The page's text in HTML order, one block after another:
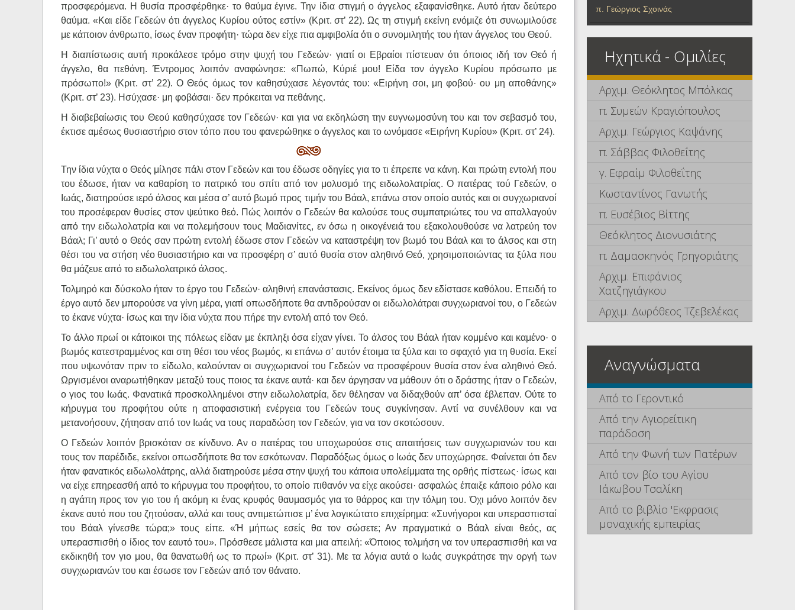
προσφερόμενα. Η θυσία προσφέρθηκε· το θαύμα έγινε. Την ίδια στιγμή ο άγγελος εξαφανίσθηκε. Αυτό ήταν δεύτερο
θαύμα. «Και είδε Γεδεών ότι άγγελος Κυρίου ούτος εστίν» (Κριτ. στ’ 22). Ως τη στιγμή εκείνη ενόμιζε ότι συνωμιλούσε
με κάποιον άνθρωπο, ίσως έναν προφήτη· τώρα δεν είχε πια αμφιβολία ότι ο συνομιλητής του ήταν άγγελος του Θεού.
Η διαπίστωσις αυτή προκάλεσε τρόμο στην ψυχή του Γεδεών· γιατί οι Εβραίοι πίστευαν ότι όποιος ιδή τον Θεό ή
άγγελο, θα πεθάνη. Έντρομος λοιπόν αναφώνησε: «Πωπώ, Κύριέ μου! Είδα τον άγγελο Κυρίου πρόσωπο με
πρόσωπο!» (Κριτ. στ’ 22). Ο Θεός όμως τον καθησύχασε λέγοντάς του: «Ειρήνη σοι, μη φοβού· ου μη αποθάνης»
(Κριτ. στ’ 23). Ησύχασε· μη φοβάσαι· δεν πρόκειται να πεθάνης.
Η διαβεβαίωσις του Θεού καθησύχασε τον Γεδεών· και για να εκδηλώση την ευγνωμοσύνη του και τον σεβασμό του,
έκτισε αμέσως θυσιαστήριο στον τόπο που του φανερώθηκε ο άγγελος και το ωνόμασε «Ειρήνη Κυρίου» (Κριτ. στ’ 24).
Την ίδια νύχτα ο Θεός μίλησε πάλι στον Γεδεών και του έδωσε οδηγίες για το τι έπρεπε να κάνη. Και πρώτη εντολή που
του έδωσε, ήταν να καθαρίση το πατρικό του σπίτι από τον μολυσμό της ειδωλολατρίας. Ο πατέρας τού Γεδεών, ο
Ιωάς, διατηρούσε ιερό άλσος και μέσα σ’ αυτό βωμό προς τιμήν του Βάαλ, επάνω στον οποίο αυτός και οι συγχωριανοί
του προσέφεραν θυσίες στον ψεύτικο θεό. Πώς λοιπόν ο Γεδεών θα καλούσε τους συμπατριώτες του να απαλλαγούν
από την ειδωλολατρία και να πολεμήσουν τους Μαδιανίτες, εν όσω η οικογένειά του εξακολουθούσε να λατρεύη τον
Βάαλ; Γι’ αυτό ο Θεός σαν πρώτη εντολή έδωσε στον Γεδεών να καταστρέψη τον βωμό του Βάαλ και το άλσος και στη
θέσι του να στήση νέο θυσιαστήριο και να προσφέρη σ’ αυτό θυσία στον αληθινό Θεό, χρησιμοποιώντας τα ξύλα που
θα μάζευε από το ειδωλολατρικό άλσος.
Τολμηρό και δύσκολο ήταν το έργο του Γεδεών· αληθινή επανάστασις. Εκείνος όμως δεν εδίστασε καθόλου. Επειδή το
έργο αυτό δεν μπορούσε να γίνη μέρα, γιατί οπωσδήποτε θα αντιδρούσαν οι ειδωλολάτραι συγχωριανοί του, ο Γεδεών
το έκανε νύχτα· ίσως και την ίδια νύχτα που πήρε την εντολή από τον Θεό.
Το άλλο πρωί οι κάτοικοι της πόλεως είδαν με έκπληξι όσα είχαν γίνει. Το άλσος του Βάαλ ήταν κομμένο και καμένο· ο
βωμός κατεστραμμένος και στη θέσι του νέος βωμός, κι επάνω σ’ αυτόν έτοιμα τα ξύλα και το σφαχτό για τη θυσία. Εκεί
που υψωνόταν πριν το είδωλο, καλούνταν οι συγχωριανοί του Γεδεών να προσφέρουν θυσία στον ένα αληθινό Θεό.
Ωργισμένοι αναρωτήθηκαν μεταξύ τους ποιος τα έκανε αυτά· και δεν άργησαν να μάθουν ότι ο δράστης ήταν ο Γεδεών,
ο γιος του Ιωάς. Φανατικά προσκολλημένοι στην ειδωλολατρία, δεν θέλησαν να διδαχθούν απ’ όσα έβλεπαν. Ούτε το
κήρυγμα του προφήτου ούτε η αποφασιστική ενέργεια του Γεδεών τους συγκίνησαν. Αντί να συνέλθουν και να
μετανοήσουν, ζήτησαν από τον Ιωάς να τους παραδώση τον Γεδεών, για να τον σκοτώσουν.
Ο Γεδεών λοιπόν βρισκόταν σε κίνδυνο. Αν ο πατέρας του υποχωρούσε στις απαιτήσεις των συγχωριανών του και
τους τον παρέδιδε, εκείνοι οπωσδήποτε θα τον εσκότωναν. Παραδόξως όμως ο Ιωάς δεν υποχώρησε. Φαίνεται ότι δεν
ήταν φανατικός ειδωλολάτρης, αλλά διατηρούσε μέσα στην ψυχή του κάποια υπολείμματα της ορθής πίστεως· ίσως και
να είχε επηρεασθή από το κήρυγμα του προφήτου, το οποίο πιθανόν να είχε ακούσει· ασφαλώς έπαιξε κάποιο ρόλο και
η αγάπη προς τον γιο του ή ακόμη κι ένας κρυφός θαυμασμός για το θάρρος και την τόλμη του. Όχι μόνο λοιπόν δεν
έκανε αυτό που του ζητούσαν, αλλά και τους αντιμετώπισε μ’ ένα λογικώτατο επιχείρημα: «Συνήγοροι και υπερασπισταί
του Βάαλ γίνεσθε τώρα;» τους είπε. «Ή μήπως εσείς θα τον σώσετε; Αν πραγματικά ο Βάαλ είναι θεός, ας
υπερασπισθή ο ίδιος τον εαυτό του». Πρόσθεσε μάλιστα και μια απειλή: «Όποιος τολμήση να τον υπερασπισθή και να
εκδικηθή τον γιο μου, θα θανατωθή ως το πρωί» (Κριτ. στ’ 31). Με τα λόγια αυτά ο Ιωάς συγκράτησε την οργή των
συγχωριανών του και έσωσε τον Γεδεών από τον θάνατο.
π. Γεώργιος Σχοινάς
Ηχητικά - Ομιλίες
Αρχιμ. Θεόκλητος Μπόλκας
π. Συμεών Κραγιόπουλος
Αρχιμ. Γεώργιος Καψάνης
π. Σάββας Φιλοθεΐτης
γ. Εφραίμ Φιλοθεΐτης
Κωσταντίνος Γανωτής
π. Ευσέβιος Βίττης
Θεόκλητος Διονυσιάτης
π. Δαμασκηνός Γρηγοριάτης
Αρχιμ. Επιφάνιος
Χατζηγιάγκου
Αρχιμ. Δωρόθεος Τζεβελέκας
Αναγνώσματα
Από το Γεροντικό
Από την Αγιορείτικη
παράδοση
Από την Φωνή των Πατέρων
Από τον βίο του Αγίου
Ιάκωβου Τσαλίκη
Από το βιβλίο 'Εκφρασις
μοναχικής εμπειρίας